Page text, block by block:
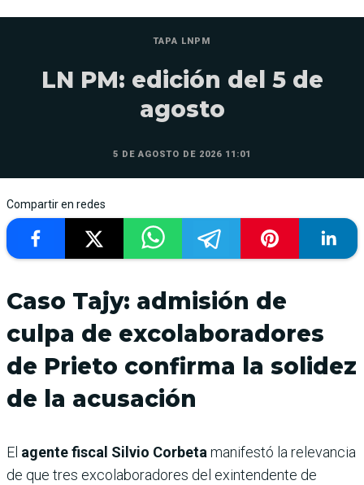
TAPA LNPM
LN PM: edición del 5 de
agosto
5 DE AGOSTO DE 2026 11:01
Compartir en redes
Caso Tajy: admisión de
culpa de excolaboradores
de Prieto confirma la solidez
de la acusación
El agente fiscal Silvio Corbetamanifestó la relevancia
de que tres excolaboradores del exintendente de